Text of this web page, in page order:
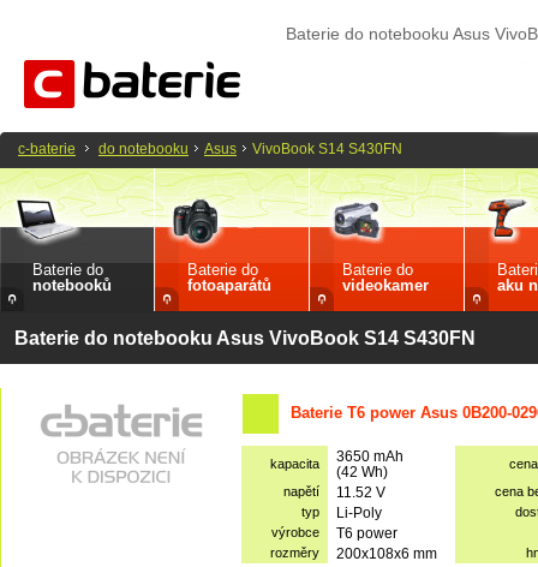
Baterie do notebooku Asus
Baterie do
notebooků
Baterie do
fotoaparátů
Baterie do
videokamer
aku
Baterie do notebooku Asus VivoBook S14 S430FN
Baterie T6 power Asus 0B200-
kapacita
3650 mAh
(42 Wh)
napětí
11.52 V
cena
typ
Li-Poly
výrobce
T6 power
rozměry 200x108x6 mm
c-baterie do notebooku Asus VivoBook S14 S430FN